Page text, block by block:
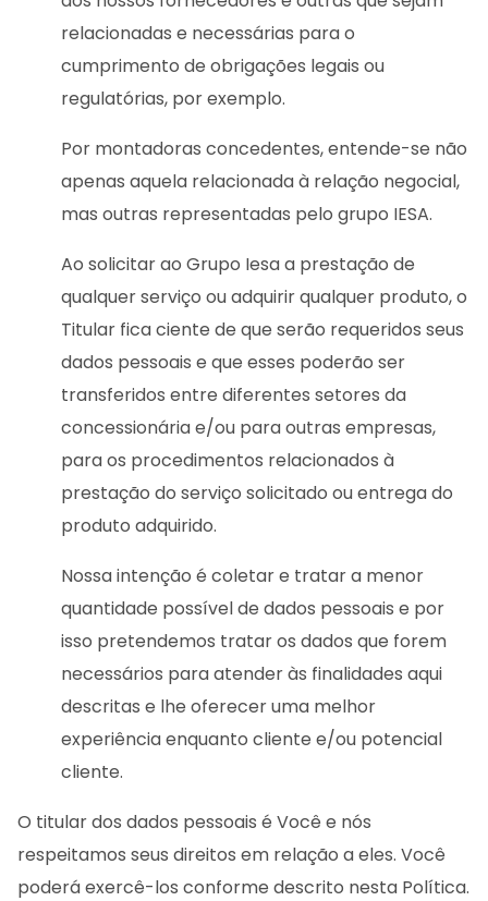
relacionadas e necessárias para o
cumprimento de obrigações legais ou
regulatórias, por exemplo.
Por montadoras concedentes, entende-se não
apenas aquela relacionada à relação negocial,
mas outras representadas pelo grupo IESA.
Ao solicitar ao Grupo Iesa a prestação de
qualquer serviço ou adquirir qualquer produto, o
Titular fica ciente de que serão requeridos seus
dados pessoais e que esses poderão ser
transferidos entre diferentes setores da
concessionária e/ou para outras empresas,
para os procedimentos relacionados à
prestação do serviço solicitado ou entrega do
produto adquirido.
Nossa intenção é coletar e tratar a menor
quantidade possível de dados pessoais e por
isso pretendemos tratar os dados que forem
necessários para atender às finalidades aqui
descritas e lhe oferecer uma melhor
experiência enquanto cliente e/ou potencial
cliente.
O titular dos dados pessoais é Você e nós
respeitamos seus direitos em relação a eles. Você
poderá exercê-los conforme descrito nesta Política.